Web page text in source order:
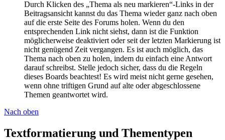
Durch Klicken des „Thema als neu markieren“-Links in der
Beitragsansicht kannst du das Thema wieder ganz nach oben
auf die erste Seite des Forums holen. Wenn du den
entsprechenden Link nicht siehst, dann ist die Funktion
möglicherweise deaktiviert oder seit der letzten Markierung ist
nicht genügend Zeit vergangen. Es ist auch möglich, das
Thema nach oben zu holen, indem du einfach eine Antwort
darauf schreibst. Stelle jedoch sicher, dass du die Regeln
dieses Boards beachtest! Es wird meist nicht gerne gesehen,
wenn ohne triftigen Grund auf alte oder abgeschlossene
Themen geantwortet wird.
Nach oben
Textformatierung und Thementypen